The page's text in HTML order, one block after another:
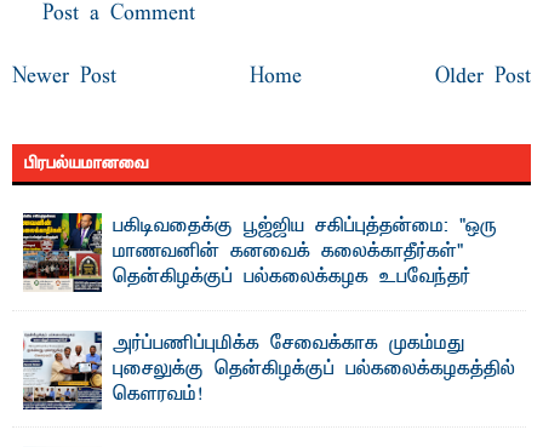
Post a Comment
Newer Post Older Post
Home
பிரபல்யமானவை
பகிடிவதைக்கு பூஜ்ஜிய சகிப்புத்தன்மை: "ஒரு
மாணவனின் கனவைக் கலைக்காதீர்கள்" –
தென்கிழக்குப் பல்கலைக்கழக உபவேந்தர்
"ஒ ரு மாணவனின் அல்லது மாணவியின் கனவு என்னால்
கலைக்கப்படாது" என்ற உறுதியை ஒவ்வொரு மாணவரும் ...
அர்ப்பணிப்புமிக்க சேவைக்காக முகம்மது
புசைலுக்கு தென்கிழக்குப் பல்கலைக்கழகத்தில்
கௌரவம்!